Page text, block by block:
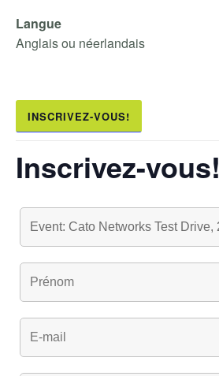
Langue
Anglais ou néerlandais
INSCRIVEZ-VOUS!
Inscrivez-vous!